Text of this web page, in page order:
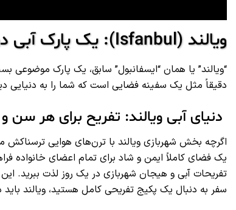
ویالند (Isfanbul): یک پارک آبی درون یک شهربازی!
“ویالند” یا همان “ایسفانبول” سابق، یک پارک
دقیقاً مثل یک سفینه فضایی است که شما را به دنیایی
دنیای آبی ویالند: تفریح برای هر سن
اگرچه بخش شهربازی ویالند با ترن‌های هوایی ترسناکش
یک فضای کاملاً ایمن و شاد برای تمام اعضای خانواده
تفریحات آبی و هیجان شهربازی در یک روز لذت ببرید.
سفر به دنبال یک پکیج تفریحی کامل هستید، ویالند باید